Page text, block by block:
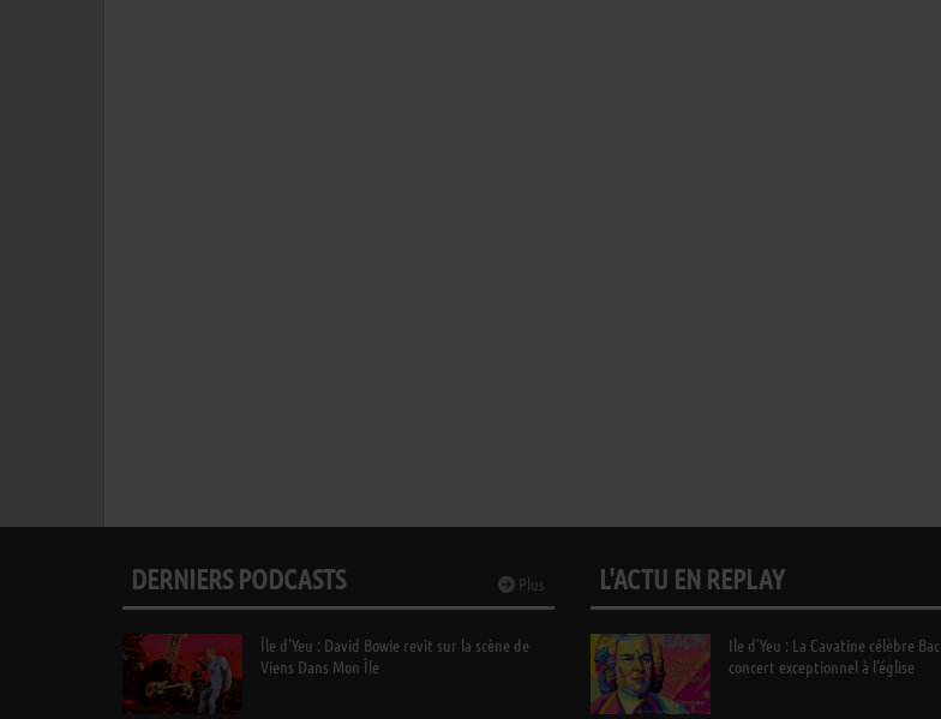
Plus
DERNIERS PODCASTS
Île d’Yeu : David Bowie revit sur la scène de
Viens Dans Mon Île
L'ACTU EN REPLAY
Ile d’Yeu : La Cavatine célèbre
concert exceptionnel à l’église